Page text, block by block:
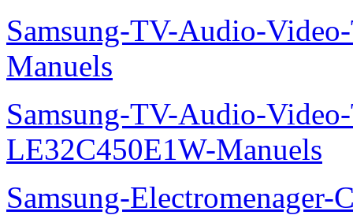
Samsung-TV-Audio-
Manuels
Samsung-TV-Audio-
LE32C450E1W-Manuels
Samsung-